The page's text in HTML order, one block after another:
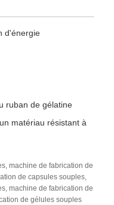
d'énergie
ruban de gélatine
matériau résistant à
machine de fabrication de
de capsules souples,
machine de fabrication de
de gélules souples